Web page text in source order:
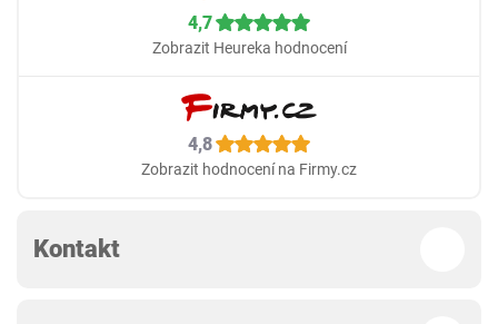
4,7
Zobrazit Heureka hodnocení
4,8
Zobrazit hodnocení na Firmy.cz
Kontakt